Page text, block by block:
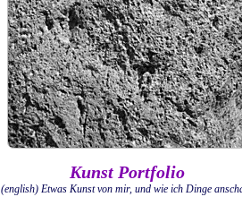
Kunst Portfolio
(english) Etwas Kunst von mir, und wie ich Dinge